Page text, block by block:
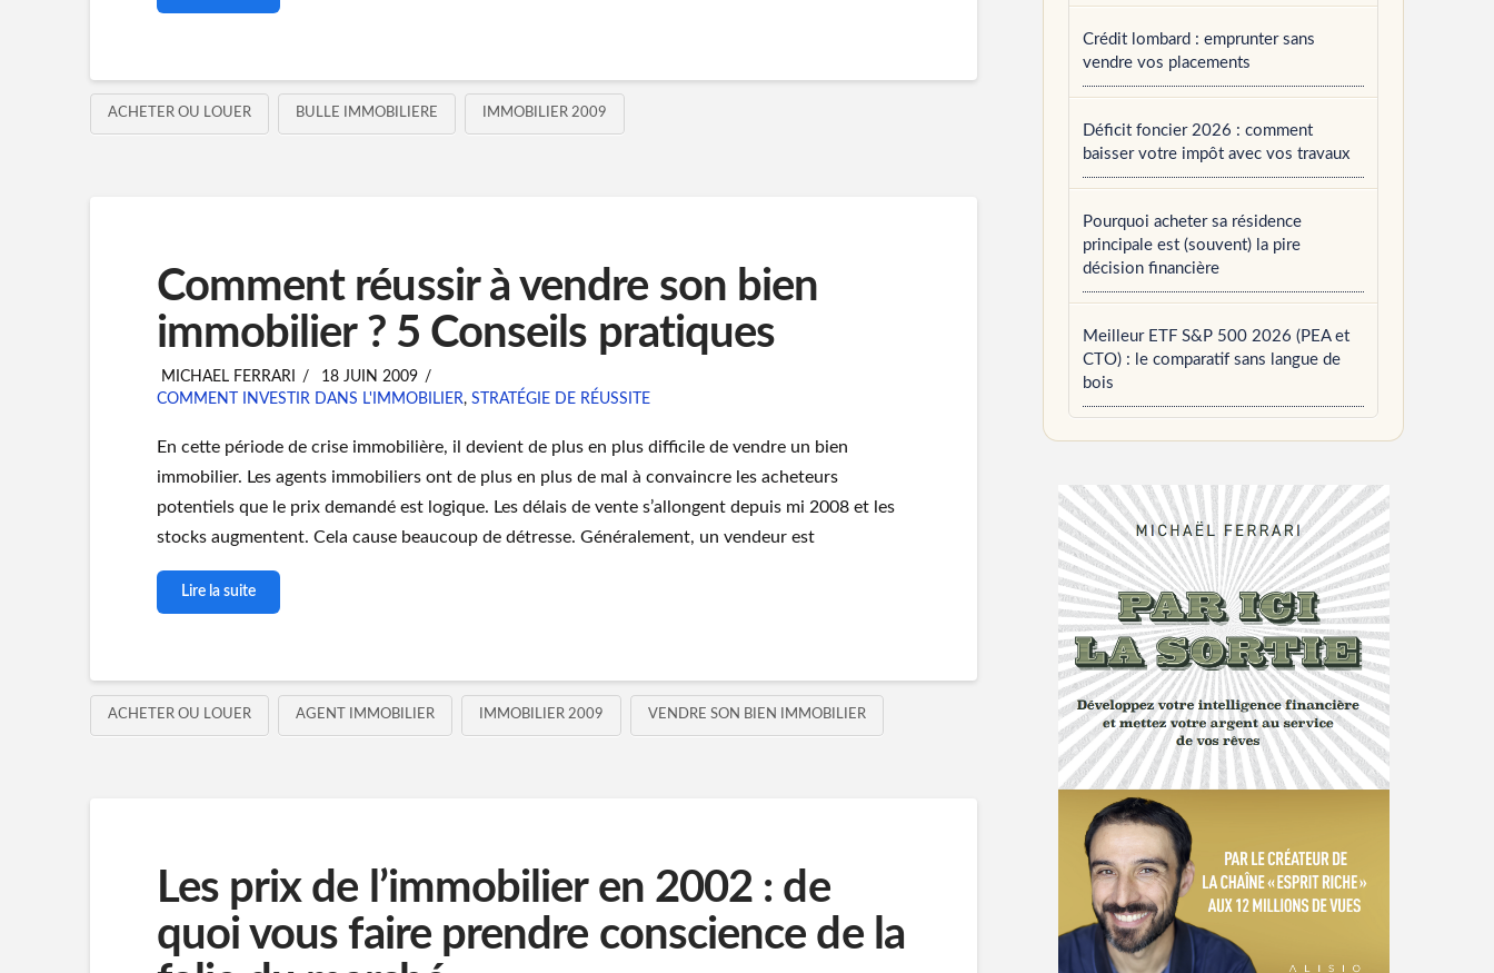
ACHETER OU LOUER BULLE IMMOBILIERE IMMOBILIER 2009
Comment réussir à vendre son bien
immobilier ? 5 Conseils pratiques
MICHAEL FERRARI
18 JUIN 2009
COMMENT INVESTIR DANS L'IMMOBILIER, STRATÉGIE DE RÉUSSITE
En cette période de crise immobilière, il devient de plus en plus difficile de vendre un bien
immobilier. Les agents immobiliers ont de plus en plus de mal à convaincre les acheteurs
potentiels que le prix demandé est logique. Les délais de vente s’allongent depuis mi 2008 et les
stocks augmentent. Cela cause beaucoup de détresse. Généralement, un vendeur est
Lire la suite
ACHETER OU LOUER AGENT IMMOBILIER IMMOBILIER 2009 VENDRE SON BIEN IMMOBILIER
Les prix de l’immobilier en 2002 : de
quoi vous faire prendre conscience de la
Crédit lombard : emprunter sans
vendre vos placements
Déficit foncier 2026 : comment
baisser votre impôt avec vos travaux
Pourquoi acheter sa résidence
principale est (souvent) la pire
décision financière
Meilleur ETF S&P 500 2026 (PEA et
CTO) : le comparatif sans langue de
bois